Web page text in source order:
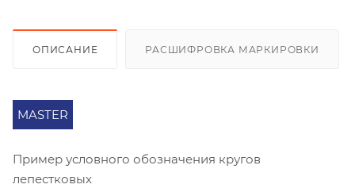
ОПИСАНИЕ РАСШИФРОВКА МАРКИРОВКИ
MASTER
Пример условного обозначения кругов
лепестковых